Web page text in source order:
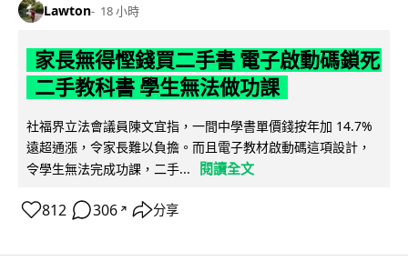
Lawton 18 小時
家長無得慳錢買二手書 電子啟動碼鎖死
二手教科書 學生無法做功課
社福界立法會議員陳文宜指，一間中學書單價錢按年加 14.7%
遠超通漲，令家長難以負擔。而且電子教材啟動碼這項設計，
令學生無法完成功課，二手...
閱讀全文
812 306 ↗ 分享